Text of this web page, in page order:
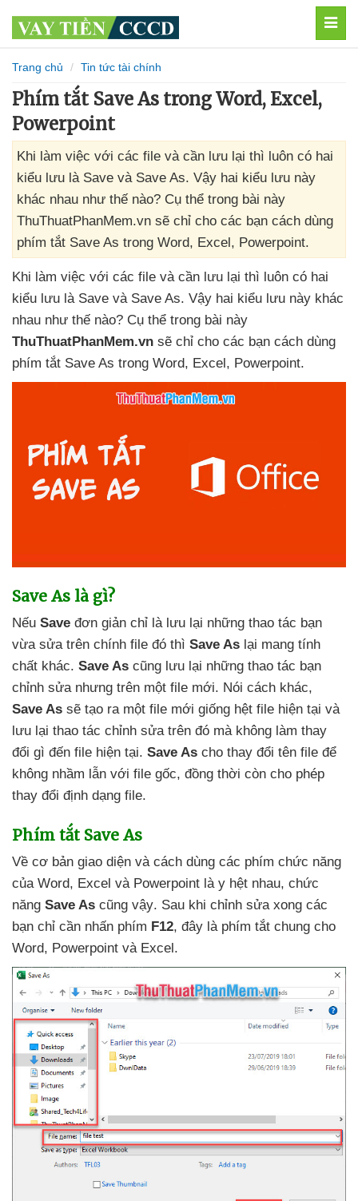
Trang chủ Tin tức tài chính
Phím tắt Save As trong Word, Excel,
Powerpoint
Khi làm việc với các file và cần lưu lại thì luôn có hai
kiểu lưu là Save và Save As. Vậy hai kiểu lưu này
khác nhau như thế nào? Cụ thể trong bài này
ThuThuatPhanMem.vn sẽ chỉ cho các bạn cách dùng
phím tắt Save As trong Word, Excel, Powerpoint.
Khi làm việc với các file và cần lưu lại thì luôn có hai
kiểu lưu là Save và Save As. Vậy hai kiểu lưu này khác
nhau như thế nào? Cụ thể trong bài này
ThuThuatPhanMem.vn sẽ chỉ cho các bạn cách dùng
phím tắt Save As trong Word, Excel, Powerpoint.
Save As là gì?
Nếu Save đơn giản chỉ là lưu lại những thao tác bạn
vừa sửa trên chính file đó thì Save As lại mang tính
chất khác. Save As cũng lưu lại những thao tác bạn
chỉnh sửa nhưng trên một file mới. Nói cách khác,
Save As sẽ tạo ra một file mới giống hệt file hiện tại và
lưu lại thao tác chỉnh sửa trên đó mà không làm thay
đổi gì đến file hiện tại. Save As cho thay đổi tên file để
không nhầm lẫn với file gốc, đồng thời còn cho phép
thay đổi định dạng file.
Phím tắt Save As
Về cơ bản giao diện và cách dùng các phím chức năng
của Word, Excel và Powerpoint là y hệt nhau, chức
năng Save As cũng vậy. Sau khi chỉnh sửa xong các
bạn chỉ cần nhấn phím F12, đây là phím tắt chung cho
Word, Powerpoint và Excel.